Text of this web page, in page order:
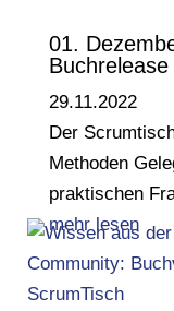
01.
29.11.2022
Der
Methoden
praktischen
mehr lesen